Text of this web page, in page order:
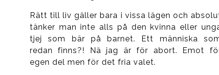
Rätt till liv gäller bara i vissa lägen och
tänker man inte alls på den kvinna eller
tjej som bär på barnet. Ett människa
redan finns?! Nä jag är för abort. Emot
egen del men för det fria valet.